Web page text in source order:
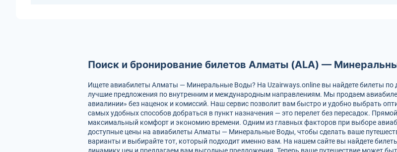
Поиск и бронирование билетов Алматы (ALA) —
Ищете авиабилеты Алматы — Минеральные Воды? На Uzairways.online вы найдете билеты по
лучшие предложения по внутренним и международным направлениям. Мы продаем
авиалинии» без наценок и комиссий. Наш сервис позволит вам быстро и удобно выбрать
самых удобных способов добраться в пункт назначения — это перелет без пересадок.
максимальный комфорт и экономию времени. Одним из главных факторов при выборе
доступные цены на авиабилеты Алматы — Минеральные Воды, чтобы сделать ваше
варианты и выбирайте тот, который подходит именно вам. На нашем сайте вы найдете